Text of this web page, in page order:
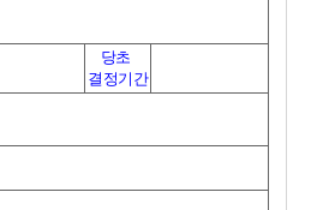
당초
결정기간